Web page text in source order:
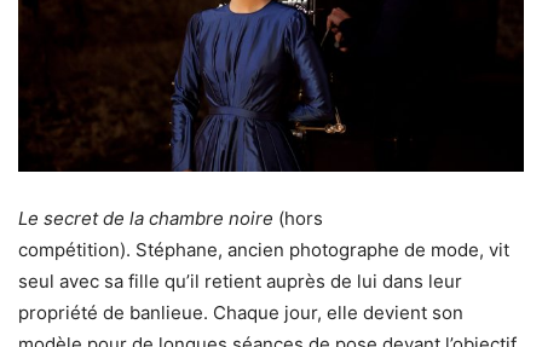
Le secret de la chambre noire (hors
compétition). Stéphane, ancien photographe de mode, vit
seul avec sa fille qu’il retient auprès de lui dans leur
propriété de banlieue. Chaque jour, elle devient son